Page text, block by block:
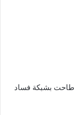
بشبكة فساد